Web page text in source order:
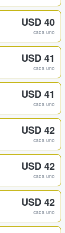
USD 40
cada uno
USD 41
cada uno
USD 41
cada uno
USD 42
cada uno
USD 42
cada uno
USD 42
cada uno